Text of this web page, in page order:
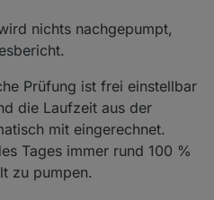
nichts nachgepumpt,
Prüfung ist frei einstellbar
die Laufzeit aus der
mit eingerechnet.
Tages immer rund 100 %
zu pumpen.